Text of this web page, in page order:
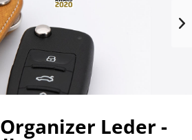
Leder -